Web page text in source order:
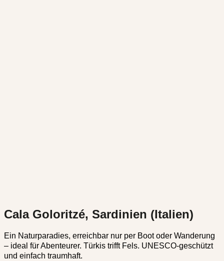
Cala Goloritzé, Sardinien (Italien)
Ein Naturparadies, erreichbar nur per Boot oder Wanderung
– ideal für Abenteurer. Türkis trifft Fels. UNESCO-geschützt
und einfach traumhaft.